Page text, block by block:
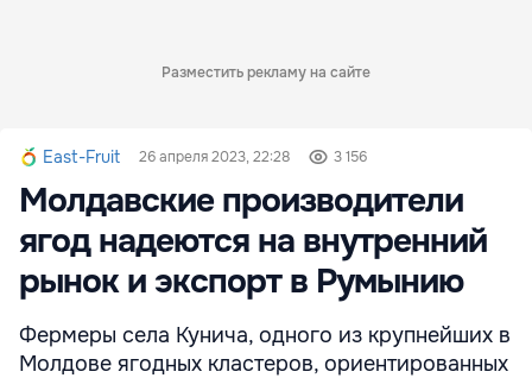
Разместить рекламу на сайте
East-Fruit 26 апреля 2023, 22:28 3 156
Молдавские производители
ягод надеются на внутренний
рынок и экспорт в Румынию
Фермеры села Кунича, одного из крупнейших в
Молдове ягодных кластеров, ориентированных